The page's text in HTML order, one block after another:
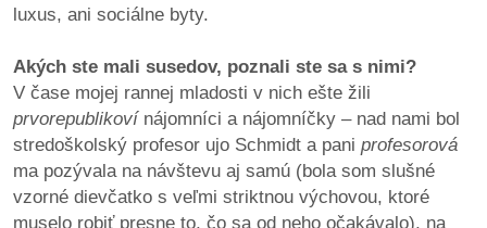
o
podporte
luxus, ani sociálne byty.
Akých ste mali susedov, poznali ste sa s nimi?
V čase mojej rannej mladosti v nich ešte žili
prvorepublikovínájomníci a nájomníčky – nad nami bol
stredoškolský profesor ujo Schmidt a pani profesorová
ma pozývala na návštevu aj samú (bola som slušné
vzorné dievčatko s veľmi striktnou výchovou, ktoré
muselo robiť presne to, čo sa od neho očakávalo), na